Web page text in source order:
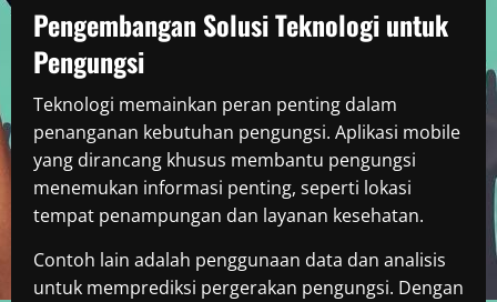
Pengembangan Solusi Teknologi untuk
Pengungsi
Teknologi memainkan peran penting dalam
penanganan kebutuhan pengungsi. Aplikasi mobile
yang dirancang khusus membantu pengungsi
menemukan informasi penting, seperti lokasi
tempat penampungan dan layanan kesehatan.
Contoh lain adalah penggunaan data dan analisis
untuk memprediksi pergerakan pengungsi. Dengan